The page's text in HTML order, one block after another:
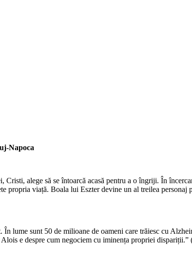
Napoca
alege să se întoarcă acasă pentru a o îngriji. În
propria viață. Boala lui Eszter devine un al treilea
lume sunt 50 de milioane de oameni care trăiesc cu
e despre cum negociem cu iminența propriei dispariții.”